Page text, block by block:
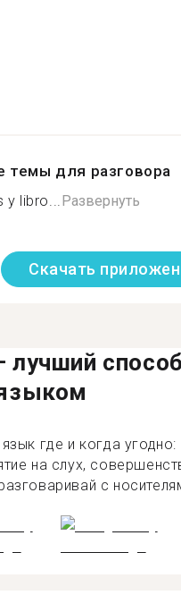
для разговора
libro... Развернуть
Скачать
способ
где и когда угодно:
на слух,
с